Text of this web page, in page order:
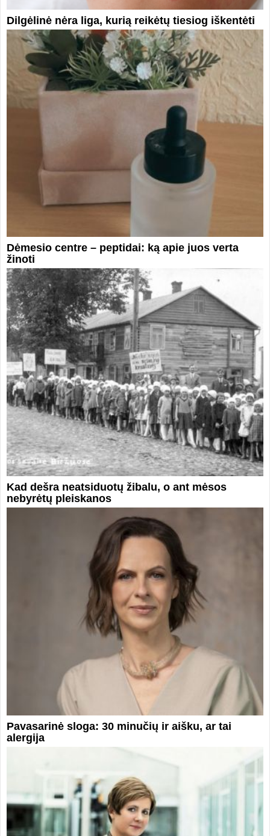
Dilgėlinė nėra liga, kurią reikėtų tiesiog iškentėti
Dėmesio centre – peptidai: ką apie juos verta
žinoti
Kad dešra neatsiduotų žibalu, o ant mėsos
nebyrėtų pleiskanos
Pavasarinė sloga: 30 minučių ir aišku, ar tai
alergija